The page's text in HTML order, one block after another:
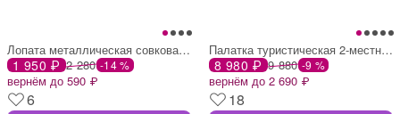
Лопата металлическая совковая 74 см
1 950 ₽ 2 280 -14 %
вернём до 590 ₽
6
Палатка туристическая 2-местная katun um
8 980 ₽ 9 880 -9 %
вернём до 2 690 ₽
18